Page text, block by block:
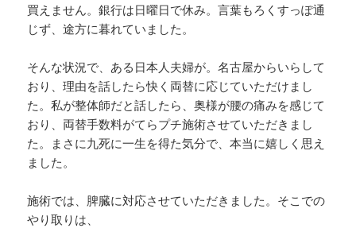
買えません。銀行は日曜日で休み。言葉もろくすっぽ通
じず、途方に暮れていました。
そんな状況で、ある日本人夫婦が。名古屋からいらして
おり、理由を話したら快く両替に応じていただけまし
た。私が整体師だと話したら、奥様が腰の痛みを感じて
おり、両替手数料がてらプチ施術させていただきまし
た。まさに九死に一生を得た気分で、本当に嬉しく思え
ました。
施術では、脾臓に対応させていただきました。そこでの
やり取りは、